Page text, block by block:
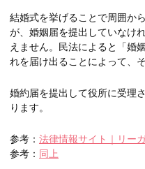
結婚式を挙げることで周囲か
が、婚姻届を提出していなけ
えません。民法によると「婚
れを届け出ることによって、
婚約届を提出して役所に受理
ります。
参考： 法律情報サイト｜リー
参考： 同上